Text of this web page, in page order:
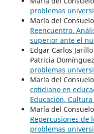
problemas
María del
Reencuentro.
superior ante el
Edgar Carlos
Patricia
problemas
María del
cotidiano en
Educación,
María del
Repercusiones de
problemas